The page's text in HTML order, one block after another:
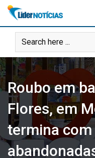
Skip
content
Roubo em
Flores, em
termina